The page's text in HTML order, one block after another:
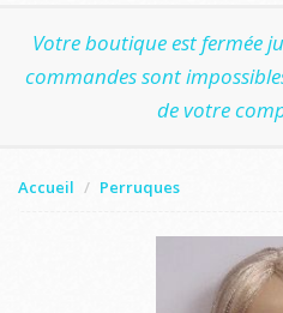
Votre boutique est fermée
commandes sont
de votre
Accueil Perruques